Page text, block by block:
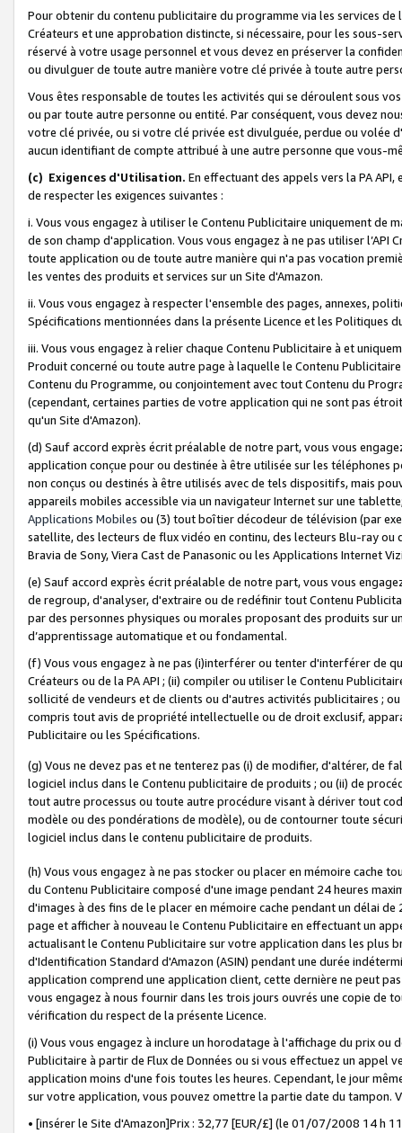
Pour obtenir du contenu publicitaire du programme via les services
Créateurs et une approbation distincte, si nécessaire, pour les sous-
réservé à votre usage personnel et vous devez en préserver la
ou divulguer de toute autre manière votre clé privée à toute autre
Vous êtes responsable de toutes les activités qui se déroulent sous
ou par toute autre personne ou entité. Par conséquent, vous devez
votre clé privée, ou si votre clé privée est divulguée, perdue ou volée
aucun identifiant de compte attribué à une autre personne que vous-
(c) Exigences d'Utilisation. En effectuant des appels vers la PA
de respecter les exigences suivantes :
i. Vous vous engagez à utiliser le Contenu Publicitaire uniquement de
de son champ d'application. Vous vous engagez à ne pas utiliser l’API
toute application ou de toute autre manière qui n'a pas vocation
les ventes des produits et services sur un Site d'Amazon.
ii. Vous vous engagez à respecter l'ensemble des pages, annexes,
Spécifications mentionnées dans la présente Licence et les Politiques
iii. Vous vous engagez à relier chaque Contenu Publicitaire à et
Produit concerné ou toute autre page à laquelle le Contenu
Contenu du Programme, ou conjointement avec tout Contenu du
(cependant, certaines parties de votre application qui ne sont pas
qu'un Site d'Amazon).
(d) Sauf accord exprès écrit préalable de notre part, vous vous
application conçue pour ou destinée à être utilisée sur les téléphones
non conçus ou destinés à être utilisés avec de tels dispositifs, mais
appareils mobiles accessible via un navigateur Internet sur une
Applications Mobiles ou (3) tout boîtier décodeur de télévision (par
satellite, des lecteurs de flux vidéo en continu, des lecteurs Blu-ray
Bravia de Sony, Viera Cast de Panasonic ou les Applications Internet
(e) Sauf accord exprès écrit préalable de notre part, vous vous
de regroup, d'analyser, d'extraire ou de redéfinir tout Contenu
par des personnes physiques ou morales proposant des produits sur
d’apprentissage automatique et ou fondamental.
(f) Vous vous engagez à ne pas (i)interférer ou tenter d'interférer de
Créateurs ou de la PA API ; (ii) compiler ou utiliser le Contenu
sollicité de vendeurs et de clients ou d'autres activités publicitaires ;
compris tout avis de propriété intellectuelle ou de droit exclusif,
Publicitaire ou les Spécifications.
(g) Vous ne devez pas et ne tenterez pas (i) de modifier, d'altérer, de
logiciel inclus dans le Contenu publicitaire de produits ; ou (ii) de
tout autre processus ou toute autre procédure visant à dériver tout
modèle ou des pondérations de modèle), ou de contourner toute
logiciel inclus dans le contenu publicitaire de produits.
(h) Vous vous engagez à ne pas stocker ou placer en mémoire cache
du Contenu Publicitaire composé d'une image pendant 24 heures
d'images à des fins de le placer en mémoire cache pendant un délai
page et afficher à nouveau le Contenu Publicitaire en effectuant un
actualisant le Contenu Publicitaire sur votre application dans les plus
d'Identification Standard d'Amazon (ASIN) pendant une durée
application comprend une application client, cette dernière ne peut
vous engagez à nous fournir dans les trois jours ouvrés une copie de
vérification du respect de la présente Licence.
(i) Vous vous engagez à inclure un horodatage à l'affichage du prix
Publicitaire à partir de Flux de Données ou si vous effectuez un appel
application moins d'une fois toutes les heures. Cependant, le jour
sur votre application, vous pouvez omettre la partie date du tampon.
• [insérer le Site d'Amazon]Prix : 32,77 [EUR/£] (le 01/07/2008 14 h